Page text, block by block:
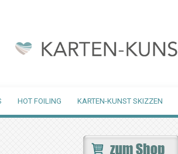
HOT FOILING KARTEN-KUNST SKIZZEN